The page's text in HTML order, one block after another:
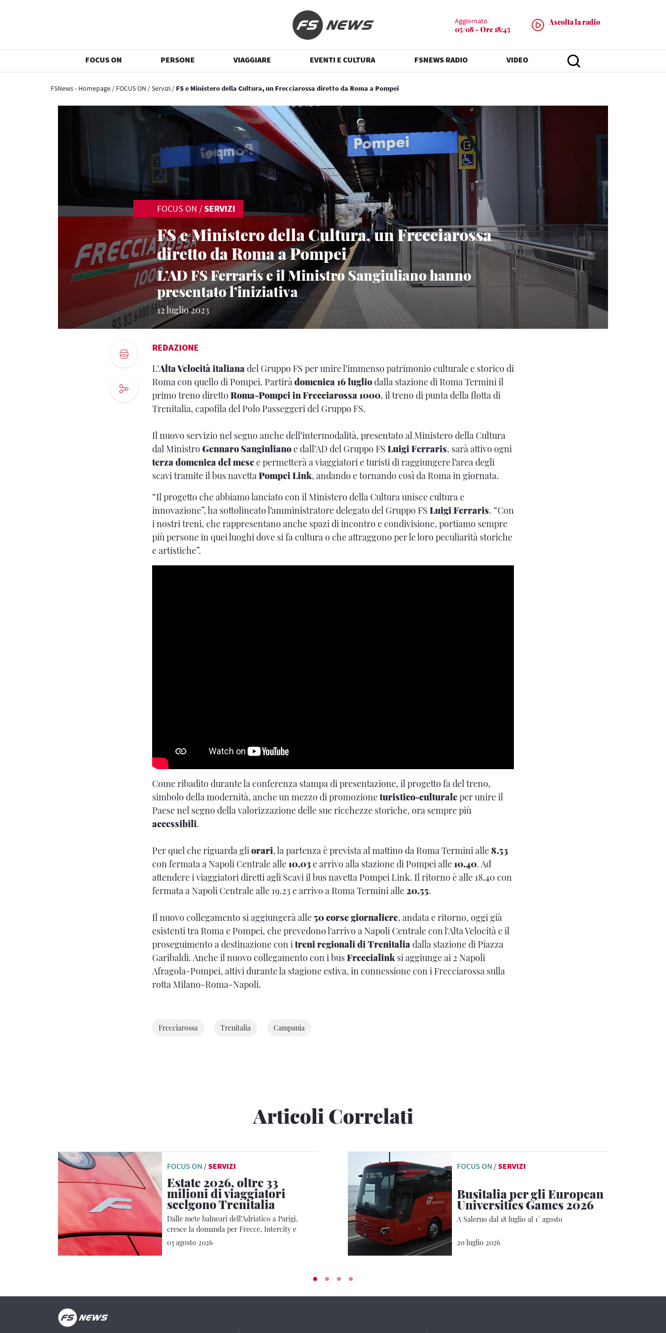
Aggiornato
05/08 - Ore 18:45
Ascolta la radio
FOCUS ON PERSONE VIAGGIARE EVENTI E CULTURA FSNEWS RADIO VIDEO
FSNews - Homepage / FOCUS ON /Servizi / FS e Ministero della Cultura, un Frecciarossa diretto da Roma a Pompei
FOCUS ON /SERVIZI
FS e Ministero della Cultura, un Frecciarossa
diretto da Roma a Pompei
L’AD FS Ferraris e il Ministro Sangiuliano hanno
presentato l’iniziativa
12 luglio 2023
REDAZIONE
L’Alta Velocità italianadel Gruppo FS per unire l’immenso patrimonio culturale e storico di
Roma con quello di Pompei. Partiràdomenica 16 lugliodalla stazione di Roma Termini il
primo treno diretto Roma-Pompei inFrecciarossa1000, il treno di punta della flotta di
Trenitalia, capofila del Polo Passeggeri del Gruppo FS.
Il nuovo servizio nel segno anche dell’intermodalità, presentato al Ministero della Cultura
dal Ministro Gennaro Sangiulianoe dall’AD del Gruppo FS Luigi Ferraris, sarà attivo ogni
terza domenica del mesee permetterà a viaggiatori e turisti di raggiungere l’area degli
scavi tramite il bus navettaPompei Link, andando e tornando così da Roma in giornata.
“Il progetto che abbiamo lanciato con il Ministero della Cultura unisce cultura e
innovazione”, ha sottolineato l’amministratore delegato del Gruppo FS Luigi Ferraris. “Con
i nostri treni, che rappresentano anche spazi di incontro e condivisione, portiamo sempre
più persone in quei luoghi dove si fa cultura o che attraggono per le loro peculiarità storiche
e artistiche”.
Come ribadito durante la conferenza stampa di presentazione, il progetto fa del treno,
simbolo della modernità, anche un mezzo di promozioneturistico-culturaleper unire il
Paese nel segno della valorizzazione delle sue ricchezze storiche, ora sempre più
accessibili.
Per quel che riguarda gli orari, la partenza è prevista al mattino da Roma Termini alle8.53
con fermata a Napoli Centrale alle10.03e arrivo alla stazione di Pompei alle10.40. Ad
attendere i viaggiatori diretti agli Scavi il bus navetta Pompei Link. Il ritorno è alle 18.40 con
fermata a Napoli Centrale alle 19.23 e arrivo a Roma Termini alle 20.55.
Il nuovo collegamento si aggiungerà alle 50 corse giornaliere, andata e ritorno, oggi già
esistenti tra Roma e Pompei, che prevedono l'arrivo a Napoli Centrale con l'Alta Velocità e il
proseguimento a destinazione con i treni regionali di Trenitalia dalla stazione di Piazza
Garibaldi. Anche il nuovo collegamento con i busFreccialink si aggiunge ai 2 Napoli
Afragola-Pompei, attivi durante la stagione estiva, in connessione con i Frecciarossa sulla
rotta Milano-Roma-Napoli.
Frecciarossa Trenitalia Campania
Articoli Correlati
FOCUS ON /SERVIZI
Estate 2026, oltre 33
milioni di viaggiatori
scelgono Trenitalia
Dalle mete balneari dell’Adriatico a Parigi,
cresce la domanda per Frecce, Intercity e
Regionale
03 agosto 2026
FOCUS ON /SERVIZI
Busitalia per gli European
Universities Games 2026
A Salerno dal 18 luglio al 1° agosto
20 luglio 2026